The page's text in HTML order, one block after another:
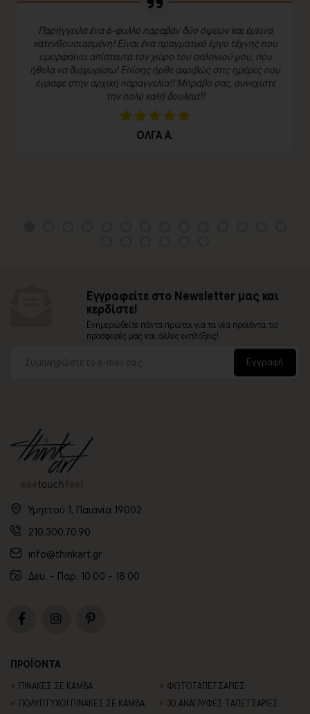
Παρήγγειλα ένα 6-φυλλο παραβάν δύο όψεων και έμεινα
κατενθουσιασμένη! Είναι ένα πραγματικό έργο τέχνης που
ομορφαίνει απίστευτα τον χώρο του σαλονιού μου, που
ήθελα να διαχωρίσω! Επίσης ήρθε ακριβώς στις ημέρες που
έγραφε στην αρχική παραγγελία!! Μπράβο σας, συνεχίστε
την πολύ καλή δουλειά!!
ΟΛΓΑ Α.
Εγγραφείτε στο Newsletter μας και
κερδίστε!
Ενημερωθείτε πάντα πρώτοι για τα νέα προϊόντα, τις
προσφορές μας και άλλες εκπλήξεις!
Εγγραφή
Υμηττού 1, Παιανία 19002
210.300.70.90
info@thinkart.gr
Δευ. - Παρ. 10:00 - 18:00
ΠΡΟΪΟΝΤΑ
ΠΙΝΑΚΕΣ ΣΕ ΚΑΜΒΑ
ΠΟΛΥΠΤΥΧΟΙ ΠΙΝΑΚΕΣ ΣΕ ΚΑΜΒΑ
ΦΩΤΟΤΑΠΕΤΣΑΡΙΕΣ
3D AΝΑΓΛΥΦΕΣ TΑΠΕΤΣΑΡΙΕΣ